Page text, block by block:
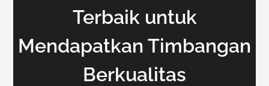
Terbaik untuk
Mendapatkan Timbangan
Berkualitas